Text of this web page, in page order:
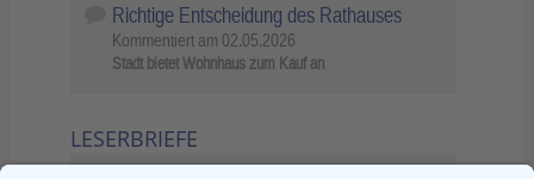
Richtige Entscheidung des Rathauses
Kommentiert am 02.05.2026
Stadt bietet Wohnhaus zum Kauf an
LESERBRIEFE